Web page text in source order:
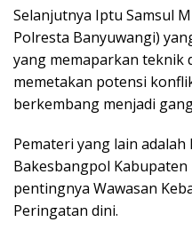
Selanjutnya Iptu Samsul
Polresta Banyuwangi)
yang memaparkan teknik
memetakan potensi
berkembang menjadi
Pemateri yang lain
Bakesbangpol
pentingnya Wawasan
Peringatan dini.